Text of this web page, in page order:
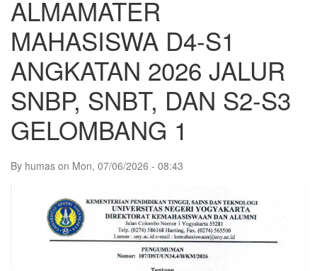
ALMAMATER
MAHASISWA D4-S1
ANGKATAN 2026 JALUR
SNBP, SNBT, DAN S2-S3
GELOMBANG 1
By humas on Mon, 07/06/2026 - 08:43